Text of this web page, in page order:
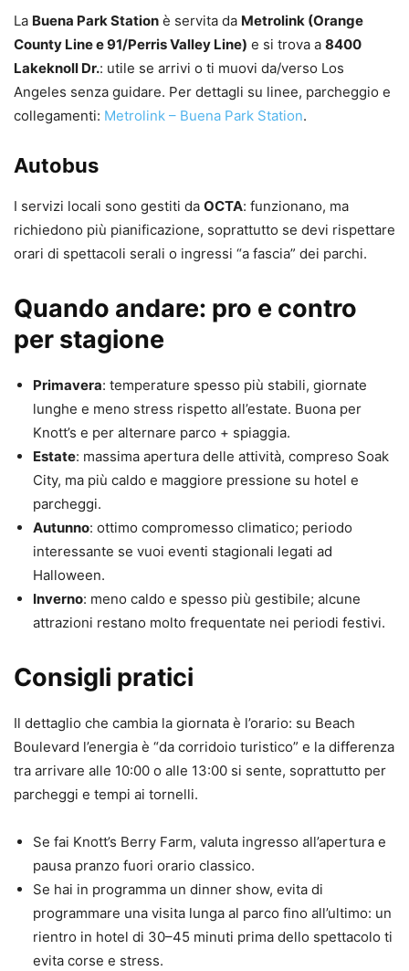
La Buena Park Station è servita da Metrolink (Orange
County Line e 91/Perris Valley Line) e si trova a 8400
Lakeknoll Dr.: utile se arrivi o ti muovi da/verso Los
Angeles senza guidare. Per dettagli su linee, parcheggio e
collegamenti: Metrolink – Buena Park Station.
Autobus
I servizi locali sono gestiti da OCTA: funzionano, ma
richiedono più pianificazione, soprattutto se devi rispettare
orari di spettacoli serali o ingressi “a fascia” dei parchi.
Quando andare: pro e contro
per stagione
Primavera: temperature spesso più stabili, giornate
lunghe e meno stress rispetto all’estate. Buona per
Knott’s e per alternare parco + spiaggia.
Estate: massima apertura delle attività, compreso Soak
City, ma più caldo e maggiore pressione su hotel e
parcheggi.
Autunno: ottimo compromesso climatico; periodo
interessante se vuoi eventi stagionali legati ad
Halloween.
Inverno: meno caldo e spesso più gestibile; alcune
attrazioni restano molto frequentate nei periodi festivi.
Consigli pratici
Il dettaglio che cambia la giornata è l’orario: su Beach
Boulevard l’energia è “da corridoio turistico” e la differenza
tra arrivare alle 10:00 o alle 13:00 si sente, soprattutto per
parcheggi e tempi ai tornelli.
Se fai Knott’s Berry Farm, valuta ingresso all’apertura e
pausa pranzo fuori orario classico.
Se hai in programma un dinner show, evita di
programmare una visita lunga al parco fino all’ultimo: un
rientro in hotel di 30–45 minuti prima dello spettacolo ti
evita corse e stress.